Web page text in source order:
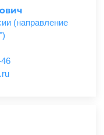
(направление